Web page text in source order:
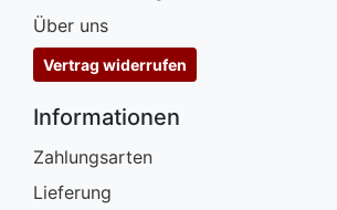
Über uns
Vertrag widerrufen
Informationen
Zahlungsarten
Lieferung